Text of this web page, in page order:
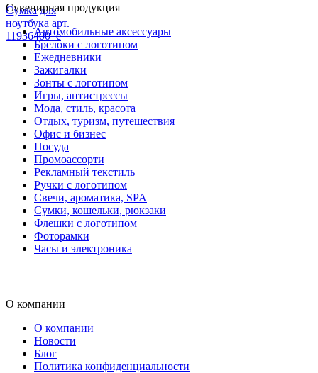
Сумка для
ноутбука арт.
11936400_e
Сувенирная продукция
Автомобильные аксессуары
Брелоки с логотипом
Ежедневники
Зажигалки
Зонты с логотипом
Игры, антистрессы
Мода, стиль, красота
Отдых, туризм, путешествия
Офис и бизнес
Посуда
Промоассорти
Рекламный текстиль
Ручки с логотипом
Свечи, ароматика, SPA
Сумки, кошельки, рюкзаки
Флешки с логотипом
Фоторамки
Часы и электроника
О компании
О компании
Новости
Блог
Политика конфиденциальности